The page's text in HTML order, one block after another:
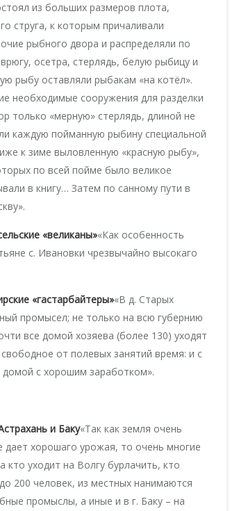
из больших размеров плота,
струга, к которым причаливали
рыбного двора и распределяли по
осетра, стерлядь, белую рыбицу и
рыбу оставляли рыбакам «на котёл».
необходимые сооружения для разделки
только «мерную» стерлядь, длиной не
каждую пойманную рыбину специальной
к зиме выловленную «красную рыбу»,
по всей пойме было великое
в книгу… Затем по санному пути в
«великаны»«Как особенность
с. Ивановки чрезвычайно высокаго
«гастарбайтеры»«В д. Старых
промысел; не только на всю губернию
все домой хозяева (более 130) уходят
от полевых занятий время: и с
с хорошим заработком».
и Баку«Так как земля очень
дает хорошаго урожая, то очень многие
уходит на Волгу бурлачить, кто
200 человек, из местных нанимаются
промыслы, а иные и в г. Баку – на